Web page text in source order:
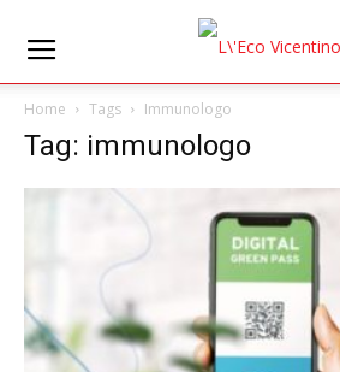
Home Tags Immunologo
Tag: immunologo